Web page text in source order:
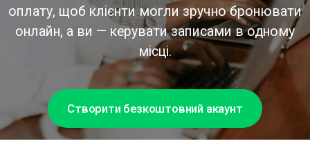
оплату, щоб клієнти могли зручно бронювати
онлайн, а ви — керувати записами в одному
місці.
Створити безкоштовний акаунт